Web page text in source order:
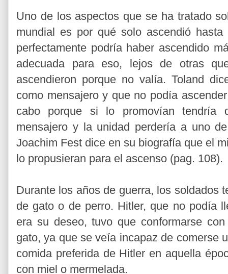
Uno de los aspectos que se ha tratado
mundial es por qué solo ascendió
perfectamente podría haber ascendido
adecuada para eso, lejos de otras
ascendieron porque no valía. Toland
como mensajero y que no podía
cabo porque si lo promovían tendría
mensajero y la unidad perdería a uno
Joachim Fest dice en su biografía que el
lo propusieran para el ascenso (pag. 108).
Durante los años de guerra, los soldados
de gato o de perro. Hitler, que no podía
era su deseo, tuvo que conformarse
gato, ya que se veía incapaz de comerse
comida preferida de Hitler en aquella
con miel o mermelada.